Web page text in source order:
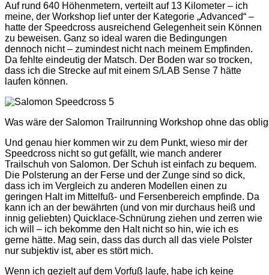
Auf rund 640 Höhenmetern, verteilt auf 13 Kilometer – ich
meine, der Workshop lief unter der Kategorie „Advanced“ –
hatte der Speedcross ausreichend Gelegenheit sein Können
zu beweisen. Ganz so ideal waren die Bedingungen
dennoch nicht – zumindest nicht nach meinem Empfinden.
Da fehlte eindeutig der Matsch. Der Boden war so trocken,
dass ich die Strecke auf mit einem S/LAB Sense 7 hätte
laufen können.
Was wäre der Salomon Trailrunning Workshop ohne das
Und genau hier kommen wir zu dem Punkt, wieso mir der
Speedcross nicht so gut gefällt, wie manch anderer
Trailschuh von Salomon. Der Schuh ist einfach zu bequem.
Die Polsterung an der Ferse und der Zunge sind so dick,
dass ich im Vergleich zu anderen Modellen einen zu
geringen Halt im Mittelfuß- und Fersenbereich empfinde. Da
kann ich an der bewährten (und von mir durchaus heiß und
innig geliebten) Quicklace-Schnürung ziehen und zerren wie
ich will – ich bekomme den Halt nicht so hin, wie ich es
gerne hätte. Mag sein, dass das durch all das viele Polster
nur subjektiv ist, aber es stört mich.
Wenn ich gezielt auf dem Vorfuß laufe, habe ich keine